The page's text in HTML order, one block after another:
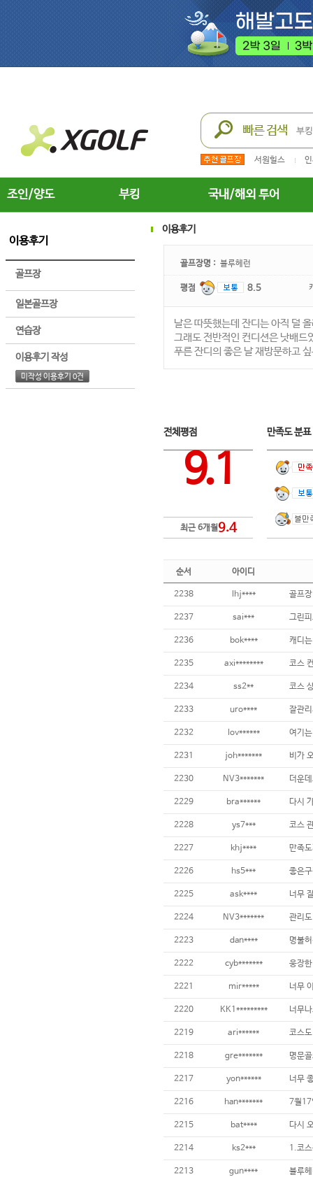
서원힐스
조인/양도 부킹 국내/해외 투어
이용후기
골프장
일본골프장
연습장
이용후기 작성
미작성 이용후기 0건
이용후기
골프장명 : 블루헤런
평점 8.5
날은 따뜻했는데 잔디는 아직 덜
그래도 전반적인 컨디션은 낫배드
푸른 잔디의 좋은 날 재방문하고
전체평점
9.1
최근 6개월9.4
만족도 분
순서 아이디
2238 lhj****
2237 sai***
2236 bok****
2235 axi********
2234 ss2**
2233 uro**** 잘관
2232 lov******
2231 joh*******
2230 NV3*******
2229 bra******
2228 ys7***
2227 khj****
2226 hs5*** 좋은
2225 ask****
2224 NV3*******
2223 dan****
2222 cyb******* 웅장
2221 mir***** 너무
2220 KK1*********
2219 ari******
2218 gre******* 명문
2217 yon******
2216 han*******
2215 bat****
2214 ks2***
2213 gun****